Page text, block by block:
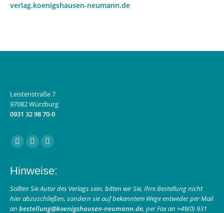
verlag.koenigshausen-neumann.de
Leistenstraße 7
97082 Würzburg
0931 32 98 70-0
Finden Sie uns auf:
Facebook
opens
in
new
Instagram
opens
in
new
E-
page
opens
in
Hinweise:
Sollten Sie Autor des Verlags sein, bitten wir Sie, Ihre Bestellung nicht
hier abzuschließen, sondern sie auf bekanntem Wege entweder per Mail
an bestellung@koenigshausen-neumann.de, per Fax an +49(0) 931